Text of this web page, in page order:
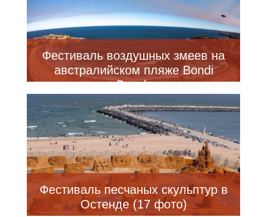
Фестиваль воздушных змеев на
австралийском пляже Bondi
Beach
Фестиваль песчаных скульптур в
Остенде (17 фото)